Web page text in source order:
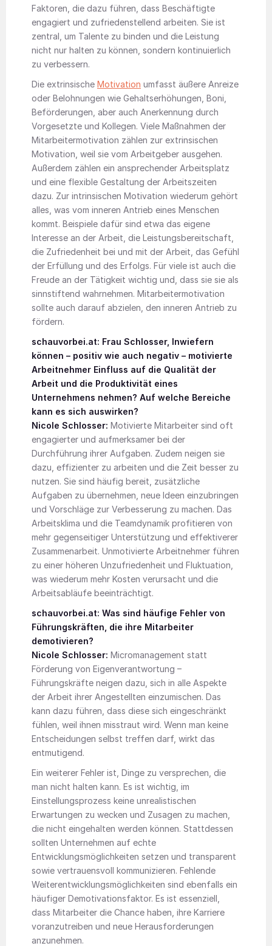
Faktoren, die dazu führen, dass Beschäftigte
engagiert und zufriedenstellend arbeiten. Sie ist
zentral, um Talente zu binden und die Leistung
nicht nur halten zu können, sondern kontinuierlich
zu verbessern.
Die extrinsische Motivation umfasst äußere Anreize
oder Belohnungen wie Gehaltserhöhungen, Boni,
Beförderungen, aber auch Anerkennung durch
Vorgesetzte und Kollegen. Viele Maßnahmen der
Mitarbeitermotivation zählen zur extrinsischen
Motivation, weil sie vom Arbeitgeber ausgehen.
Außerdem zählen ein ansprechender Arbeitsplatz
und eine flexible Gestaltung der Arbeitszeiten
dazu. Zur intrinsischen Motivation wiederum gehört
alles, was vom inneren Antrieb eines Menschen
kommt. Beispiele dafür sind etwa das eigene
Interesse an der Arbeit, die Leistungsbereitschaft,
die Zufriedenheit bei und mit der Arbeit, das Gefühl
der Erfüllung und des Erfolgs. Für viele ist auch die
Freude an der Tätigkeit wichtig und, dass sie sie als
sinnstiftend wahrnehmen. Mitarbeitermotivation
sollte auch darauf abzielen, den inneren Antrieb zu
fördern.
schauvorbei.at: Frau Schlosser, Inwiefern
können – positiv wie auch negativ – motivierte
Arbeitnehmer Einfluss auf die Qualität der
Arbeit und die Produktivität eines
Unternehmens nehmen? Auf welche Bereiche
kann es sich auswirken?
Nicole Schlosser: Motivierte Mitarbeiter sind oft
engagierter und aufmerksamer bei der
Durchführung ihrer Aufgaben. Zudem neigen sie
dazu, effizienter zu arbeiten und die Zeit besser zu
nutzen. Sie sind häufig bereit, zusätzliche
Aufgaben zu übernehmen, neue Ideen einzubringen
und Vorschläge zur Verbesserung zu machen. Das
Arbeitsklima und die Teamdynamik profitieren von
mehr gegenseitiger Unterstützung und effektiverer
Zusammenarbeit. Unmotivierte Arbeitnehmer führen
zu einer höheren Unzufriedenheit und Fluktuation,
was wiederum mehr Kosten verursacht und die
Arbeitsabläufe beeinträchtigt.
schauvorbei.at: Was sind häufige Fehler von
Führungskräften, die ihre Mitarbeiter
demotivieren?
Nicole Schlosser: Micromanagement statt
Förderung von Eigenverantwortung –
Führungskräfte neigen dazu, sich in alle Aspekte
der Arbeit ihrer Angestellten einzumischen. Das
kann dazu führen, dass diese sich eingeschränkt
fühlen, weil ihnen misstraut wird. Wenn man keine
Entscheidungen selbst treffen darf, wirkt das
entmutigend.
Ein weiterer Fehler ist, Dinge zu versprechen, die
man nicht halten kann. Es ist wichtig, im
Einstellungsprozess keine unrealistischen
Erwartungen zu wecken und Zusagen zu machen,
die nicht eingehalten werden können. Stattdessen
sollten Unternehmen auf echte
Entwicklungsmöglichkeiten setzen und transparent
sowie vertrauensvoll kommunizieren. Fehlende
Weiterentwicklungsmöglichkeiten sind ebenfalls ein
häufiger Demotivationsfaktor. Es ist essenziell,
dass Mitarbeiter die Chance haben, ihre Karriere
voranzutreiben und neue Herausforderungen
anzunehmen.